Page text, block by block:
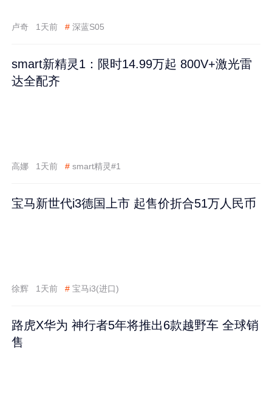
卢奇 1天前 # 深蓝S05
smart新精灵1：限时14.99万起 800V+激光雷
达全配齐
高娜 1天前 # smart精灵#1
宝马新世代i3德国上市 起售价折合51万人民币
徐辉 1天前 # 宝马i3(进口)
路虎X华为 神行者5年将推出6款越野车 全球销
售